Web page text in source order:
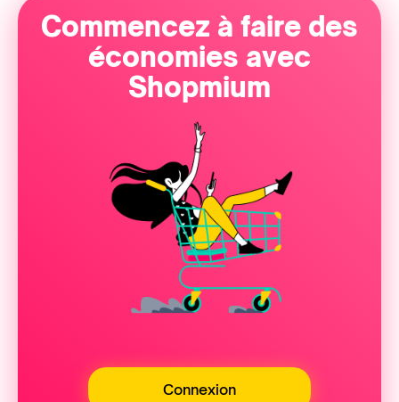
Commencez à faire des
économies avec
Shopmium
Connexion